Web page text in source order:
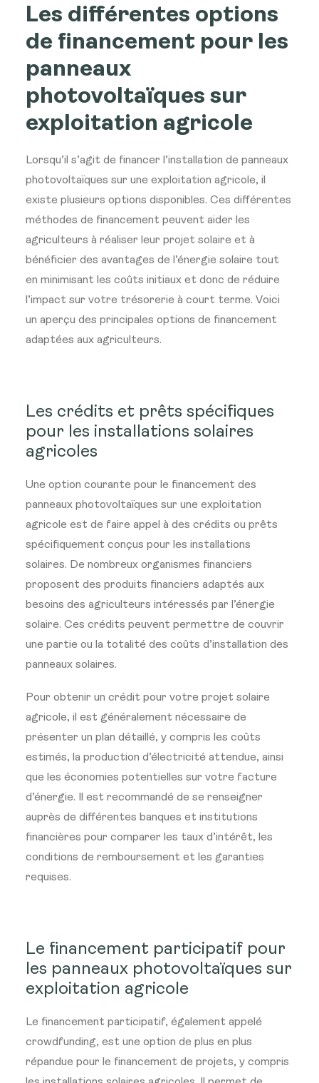
Les différentes options
de financement pour les
panneaux
photovoltaïques sur
exploitation agricole
Lorsqu’il s’agit de financer l’installation de panneaux
photovoltaïques sur une exploitation agricole, il
existe plusieurs options disponibles. Ces différentes
méthodes de financement peuvent aider les
agriculteurs à réaliser leur projet solaire et à
bénéficier des avantages de l’énergie solaire tout
en minimisant les coûts initiaux et donc de réduire
l’impact sur votre trésorerie à court terme. Voici
un aperçu des principales options de financement
adaptées aux agriculteurs.
Les crédits et prêts spécifiques
pour les installations solaires
agricoles
Une option courante pour le financement des
panneaux photovoltaïques sur une exploitation
agricole est de faire appel à des crédits ou prêts
spécifiquement conçus pour les installations
solaires. De nombreux organismes financiers
proposent des produits financiers adaptés aux
besoins des agriculteurs intéressés par l’énergie
solaire. Ces crédits peuvent permettre de couvrir
une partie ou la totalité des coûts d’installation des
panneaux solaires.
Pour obtenir un crédit pour votre projet solaire
agricole, il est généralement nécessaire de
présenter un plan détaillé, y compris les coûts
estimés, la production d’électricité attendue, ainsi
que les économies potentielles sur votre facture
d’énergie. Il est recommandé de se renseigner
auprès de différentes banques et institutions
financières pour comparer les taux d’intérêt, les
conditions de remboursement et les garanties
requises.
Le financement participatif pour
les panneaux photovoltaïques sur
exploitation agricole
Le financement participatif, également appelé
crowdfunding, est une option de plus en plus
répandue pour le financement de projets, y compris